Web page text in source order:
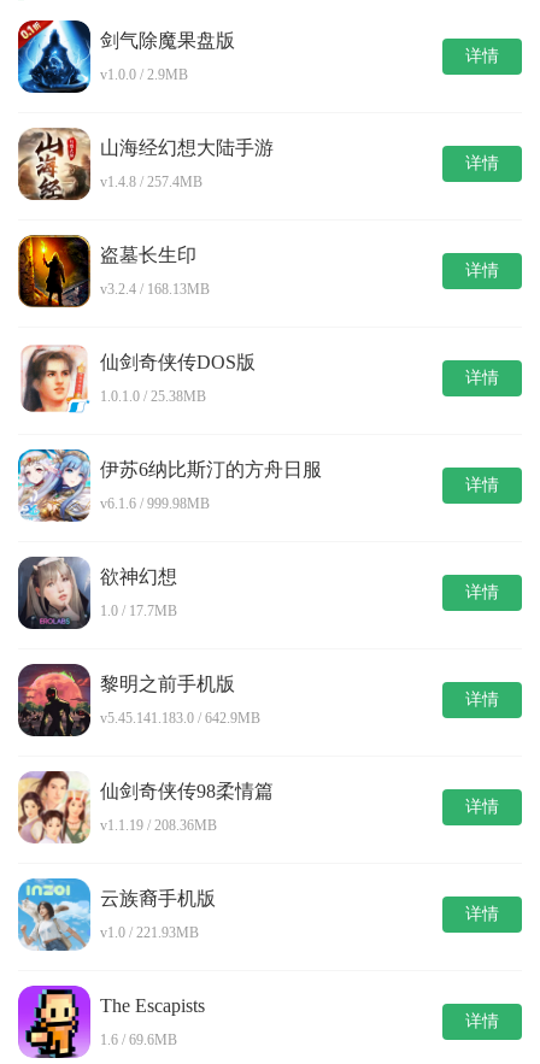
剑气除魔果盘版
v1.0.0 / 2.9MB
详情
山海经幻想大陆手游
v1.4.8 / 257.4MB
详情
盗墓长生印
v3.2.4 / 168.13MB
详情
仙剑奇侠传DOS版
1.0.1.0 / 25.38MB
详情
伊苏6纳比斯汀的方舟日服
v6.1.6 / 999.98MB
详情
欲神幻想
1.0 / 17.7MB
详情
黎明之前手机版
v5.45.141.183.0 / 642.9MB
详情
仙剑奇侠传98柔情篇
v1.1.19 / 208.36MB
详情
云族裔手机版
v1.0 / 221.93MB
详情
The Escapists
1.6 / 69.6MB
详情